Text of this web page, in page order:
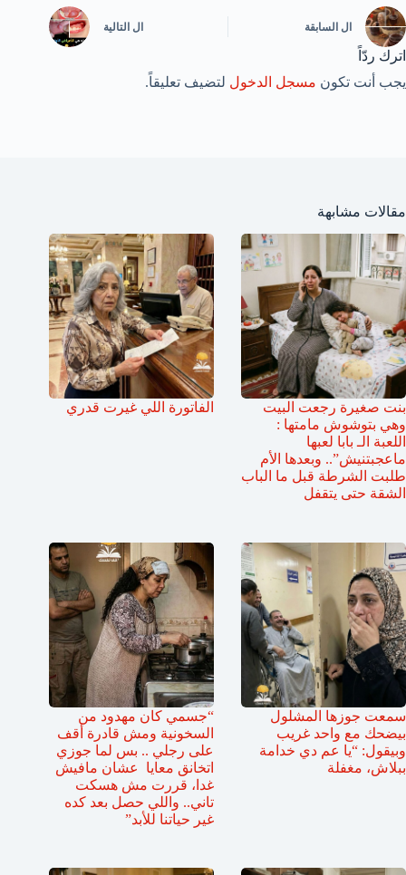
ال السابقة ال التالية
اترك ردّاً
يجب أنت تكون مسجل الدخول لتضيف تعليقاً.
مقالات مشابهة
بنت صغيرة رجعت البيت
وهي بتوشوش مامتها :
اللعبة الـ بابا لعبها
ماعجبتنيش”.. وبعدها الأم
طلبت الشرطة قبل ما الباب
الشقة حتى يتقفل
الفاتورة اللي غيرت قدري
سمعت جوزها المشلول
بيضحك مع واحد غريب
وبيقول: “يا عم دي خدامة
ببلاش، مغفلة
“جسمي كان مهدود من
السخونية ومش قادرة أقف
على رجلي .. بس لما جوزي
اتخانق معايا عشان مافيش
غدا، قررت مش هسكت
تاني.. واللي حصل بعد كده
غير حياتنا للأبد”